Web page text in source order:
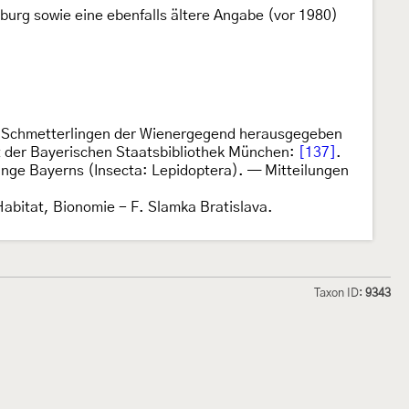
sowie eine ebenfalls ältere Angabe (vor 1980)
der Wienergegend herausgegeben
Bayerischen Staatsbibliothek München:
[137] .
Bayerns (Insecta: Lepidoptera). — Mitteilungen
Bionomie - F. Slamka Bratislava.
Taxon ID: 9343